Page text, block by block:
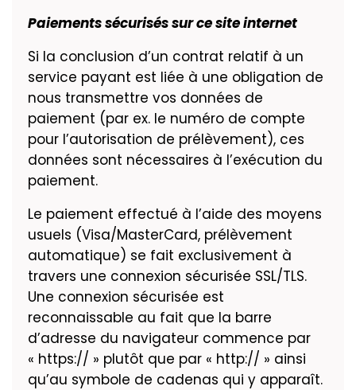
Paiements sécurisés sur ce site internet
Si la conclusion d’un contrat relatif à un
service payant est liée à une obligation de
nous transmettre vos données de
paiement (par ex. le numéro de compte
pour l’autorisation de prélèvement), ces
données sont nécessaires à l’exécution du
paiement.
Le paiement effectué à l’aide des moyens
usuels (Visa/MasterCard, prélèvement
automatique) se fait exclusivement à
travers une connexion sécurisée SSL/TLS.
Une connexion sécurisée est
reconnaissable au fait que la barre
d’adresse du navigateur commence par
« https:// » plutôt que par « http:// » ainsi
qu’au symbole de cadenas qui y apparaît.